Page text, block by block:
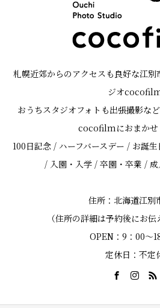
札幌近郊からのアクセスも良好な江別
ジオ
おうちスタジオフォトも出張撮影な
cocofilmにおまかせ
100日記念 / ハーフバースデー / お誕
/ 入園・入学 / 卒園・卒業 /
住所：北海道江別
（住所の詳細は予約後にお伝
OPEN：9：00～
定休日：不定